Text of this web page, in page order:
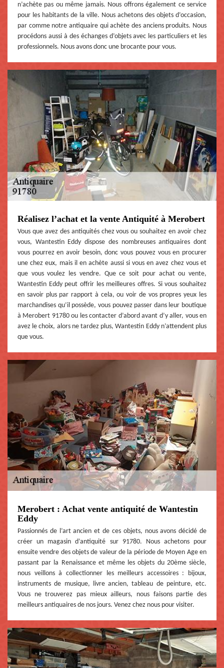
n’achète pas ou même jamais. Nous offrons également ce service
pour les habitants de la ville. Nous achetons des objets d’occasion,
par comme notre antiquaire qui achète des anciens produits. Nous
procédons aussi à des échanges d’objets avec les particuliers et les
professionnels. Nous avons donc une brocante pour vous.
Réalisez l’achat et la vente Antiquité à Merobert
Vous que avez des antiquités chez vous ou souhaitez en avoir chez
vous, Wantestin Eddy dispose des nombreuses antiquaires dont
vous pourrez en avoir besoin, donc vous pouvez vous en procurer
une chez eux, mais il en achète aussi si vous en avez chez vous et
que vous voulez les vendre. Que ce soit pour achat ou vente,
Wantestin Eddy peut offrir les meilleures offres. Si vous souhaitez
en savoir plus par rapport à cela, ou voir de vos propres yeux les
marchandises qu’il possède, vous pouvez passer dans leur boutique
à Merobert 91780 ou les contacter d’abord avant d’y aller, vous en
avez le choix, alors ne tardez plus, Wantestin Eddy n’attendent plus
que vous.
Merobert : Achat vente antiquité de Wantestin
Eddy
Passionnés de l’art ancien et de ces objets, nous avons décidé de
créer un magasin d’antiquité sur 91780. Nous achetons pour
ensuite vendre des objets de valeur de la période de Moyen Age en
passant par la Renaissance et même les objets du 20ème siècle,
nous veillons à collectionner les meilleurs accessoires : bijoux,
instruments de musique, livre ancien, tableau de peinture, etc.
Vous ne trouverez pas mieux ailleurs, nous faisons partie des
meilleurs antiquaires de nos jours. Venez chez nous pour visiter.